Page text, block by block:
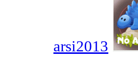
arsi2013